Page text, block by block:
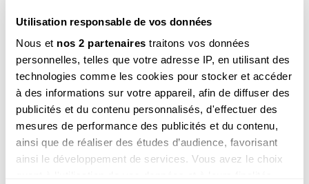
Utilisation responsable de vos données
Nous et nos 2 partenaires traitons vos données
personnelles, telles que votre adresse IP, en utilisant des
technologies comme les cookies pour stocker et accéder
à des informations sur votre appareil, afin de diffuser des
publicités et du contenu personnalisés, d'effectuer des
mesures de performance des publicités et du contenu,
ainsi que de réaliser des études d’audience, favorisant
ainsi le développement de services. Vous avez le choix
Article ouvert aux
abonnés
de laRevue
Salamandre